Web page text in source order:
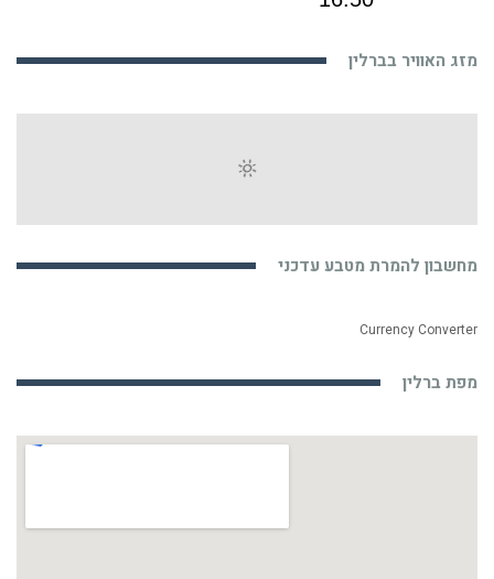
מזג האוויר בברלין
מחשבון להמרת מטבע עדכני
Currency Converter
מפת ברלין